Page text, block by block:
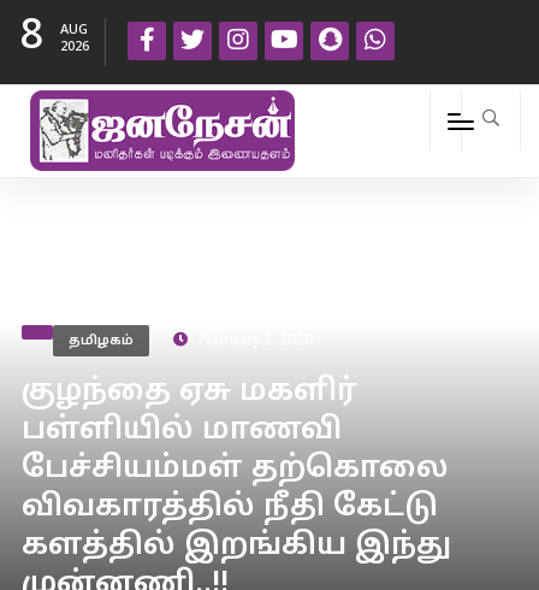
8
AUG
2026
தமிழகம்
குழந்தை ஏசு மகளிர்
பள்ளியில் மாணவி
பேச்சியம்மள் தற்கொலை
விவகாரத்தில் நீதி கேட்டு
களத்தில் இறங்கிய இந்து